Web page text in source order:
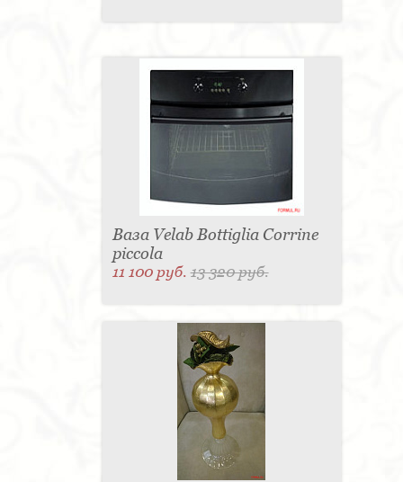
Ваза Velab Bottiglia Corrine
piccola
11 100 руб.13 320 руб.